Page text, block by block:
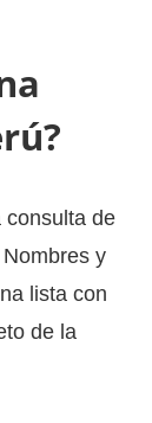
consulta de
y
lista con
de la